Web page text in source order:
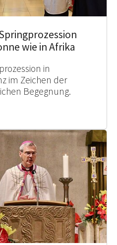
wie in Afrika
in
im Zeichen der
Begegnung.